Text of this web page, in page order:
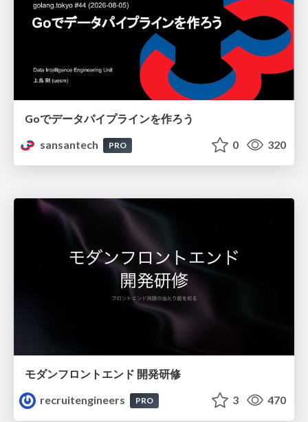
Goでデータパイプラインを作ろう
sansantech
PRO 0 320
モダンフロントエンド 開発研修
recruitengineers
PRO 3 470